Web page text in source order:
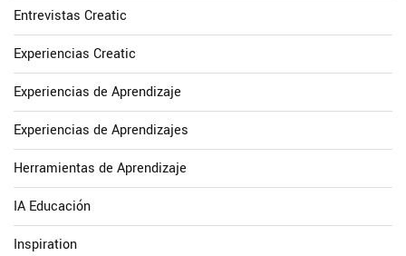
Entrevistas Creatic
Experiencias Creatic
Experiencias de Aprendizaje
Experiencias de Aprendizajes
Herramientas de Aprendizaje
IA Educación
Inspiration